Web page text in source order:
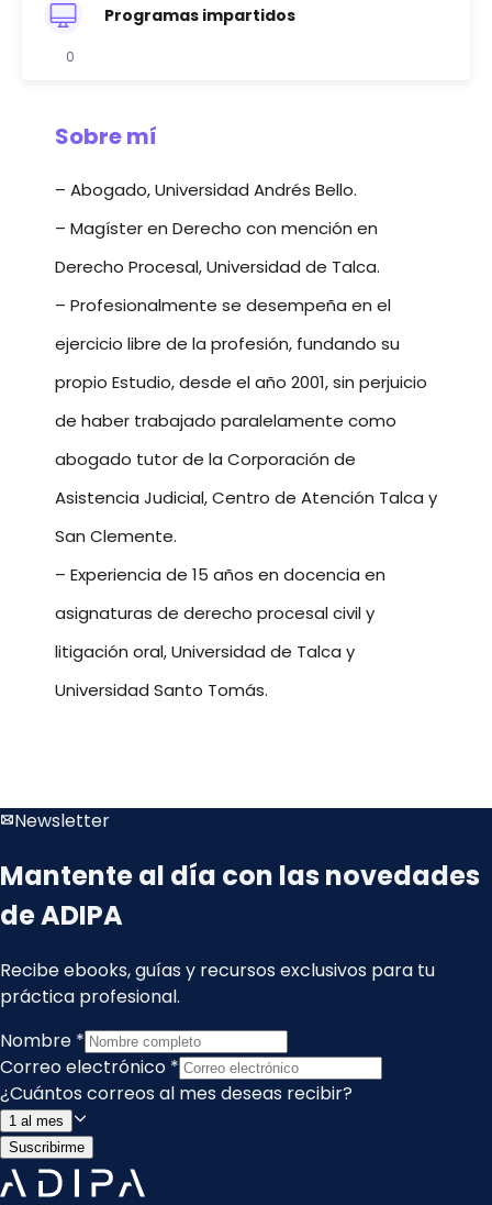
Programas impartidos
0
Sobre mí
– Abogado, Universidad Andrés Bello.
– Magíster en Derecho con mención en
Derecho Procesal, Universidad de Talca.
– Profesionalmente se desempeña en el
ejercicio libre de la profesión, fundando su
propio Estudio, desde el año 2001, sin perjuicio
de haber trabajado paralelamente como
abogado tutor de la Corporación de
Asistencia Judicial, Centro de Atención Talca y
San Clemente.
– Experiencia de 15 años en docencia en
asignaturas de derecho procesal civil y
litigación oral, Universidad de Talca y
Universidad Santo Tomás.